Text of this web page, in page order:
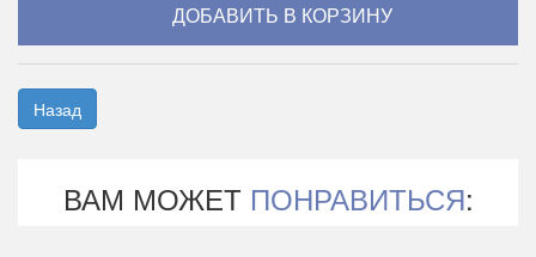
Назад
ВАМ МОЖЕТ ПОНРАВИТЬСЯ: